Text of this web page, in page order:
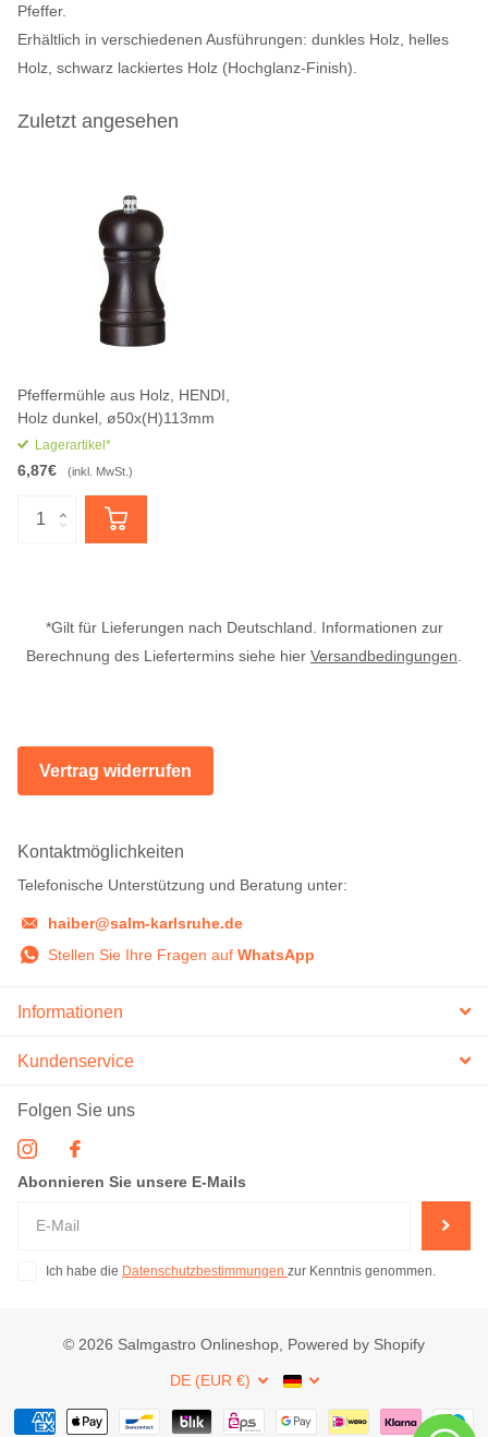
Pfeffer.
Erhältlich in verschiedenen Ausführungen: dunkles Holz, helles
Holz, schwarz lackiertes Holz (Hochglanz-Finish).
Zuletzt angesehen
Pfeffermühle aus Holz, HENDI,
Holz dunkel, ø50x(H)113mm
Lagerartikel*
6,87€ (inkl. MwSt.)
*Gilt für Lieferungen nach Deutschland. Informationen zur
Berechnung des Liefertermins siehe hier Versandbedingungen.
Vertrag widerrufen
Kontaktmöglichkeiten
Telefonische Unterstützung und Beratung unter:
haiber@salm-karlsruhe.de
Stellen Sie Ihre Fragen auf WhatsApp
Informationen
Kundenservice
Folgen Sie uns
Abonnieren Sie unsere E-Mails
Ich habe die Datenschutzbestimmungen zur Kenntnis genommen.
© 2026 Salmgastro Onlineshop, Powered by Shopify
DE (EUR €)